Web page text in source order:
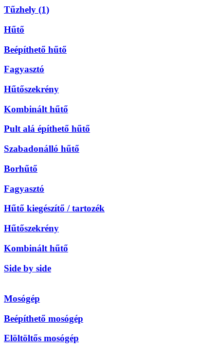
Tűzhely (1)
Hűtő
Beépíthető hűtő
Fagyasztó
Hűtőszekrény
Kombinált hűtő
Pult alá építhető hűtő
Szabadonálló hűtő
Borhűtő
Fagyasztó
Hűtő kiegészítő / tartozék
Hűtőszekrény
Kombinált hűtő
Side by side
Mosógép
Beépíthető mosógép
Elöltöltős mosógép